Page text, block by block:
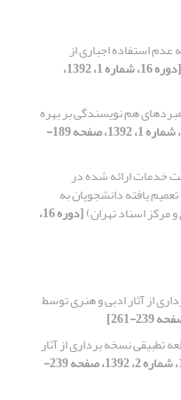
استفاده اجباری از
[دوره 16، شماره 1، 1392،
هم نویسندگی بر بهره
[دوره 16، شماره 1، 1392، صفحه 189-
خدمات ارائه شده در
یافته دانشجویان به
مرکز اسناد تهران) [دوره 16،
از آثار ادبی و هنری توسط
تطبیقی نسخه برداری از آثار
[دوره 16، شماره 2، 1392، صفحه 239-